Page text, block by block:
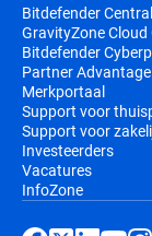
Bitdefender Central
GravityZone
Bitdefender
Partner
Merkportaal
Support voor
Support voor
Investeerders
Vacatures
InfoZone